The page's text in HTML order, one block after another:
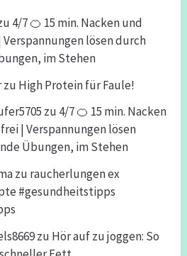
4/7 🍊 15 min. Nacken und
lösen durch
im Stehen
zu High Protein für Faule!
zu 4/7 🍊 15 min. Nacken
| Verspannungen lösen
Übungen, im Stehen
zu raucherlungen ex
#gesundheitstipps
zu Hör auf zu joggen: So